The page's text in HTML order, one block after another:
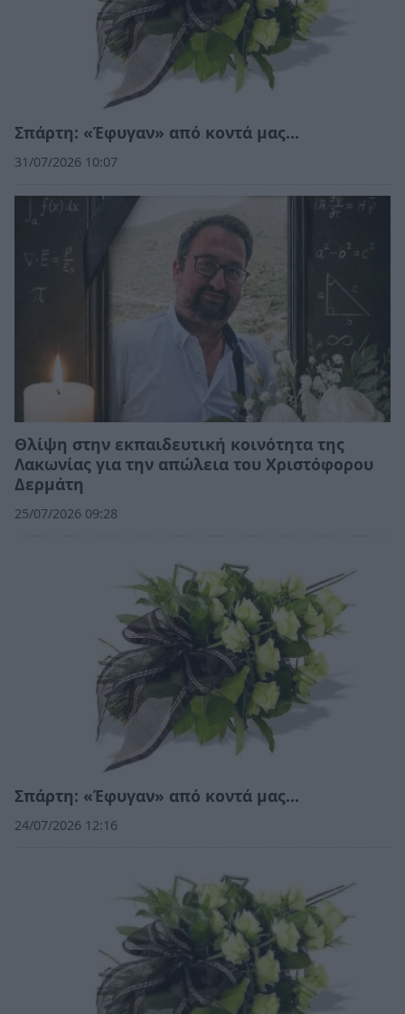
Σπάρτη: «Έφυγαν» από κοντά μας…
31/07/2026 10:07
Θλίψη στην εκπαιδευτική κοινότητα της
Λακωνίας για την απώλεια του Χριστόφορου
Δερμάτη
25/07/2026 09:28
Σπάρτη: «Έφυγαν» από κοντά μας…
24/07/2026 12:16